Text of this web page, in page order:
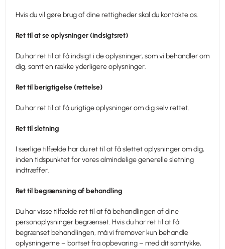
Hvis du vil gøre brug af dine rettigheder skal du kontakte os.
Ret til at se oplysninger (indsigtsret)
Du har ret til at få indsigt i de oplysninger, som vi behandler om
dig, samt en række yderligere oplysninger.
Ret til berigtigelse (rettelse)
Du har ret til at få urigtige oplysninger om dig selv rettet.
Ret til sletning
I særlige tilfælde har du ret til at få slettet oplysninger om dig,
inden tidspunktet for vores almindelige generelle sletning
indtræffer.
Ret til begrænsning af behandling
Du har visse tilfælde ret til at få behandlingen af dine
personoplysninger begrænset. Hvis du har ret til at få
begrænset behandlingen, må vi fremover kun behandle
oplysningerne – bortset fra opbevaring – med dit samtykke,